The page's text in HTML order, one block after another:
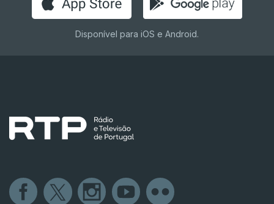
Disponível para iOS e Android.